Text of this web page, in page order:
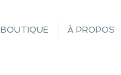
BOUTIQUE À PROPOS